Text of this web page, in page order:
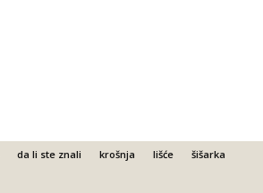
da li ste znali krošnja lišće
šišarka